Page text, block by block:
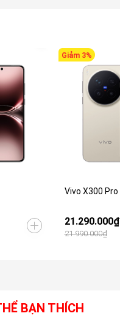
Giảm 3%
Vivo X300 Pro
21.290.000₫
21.990.000₫
BẠN THÍCH